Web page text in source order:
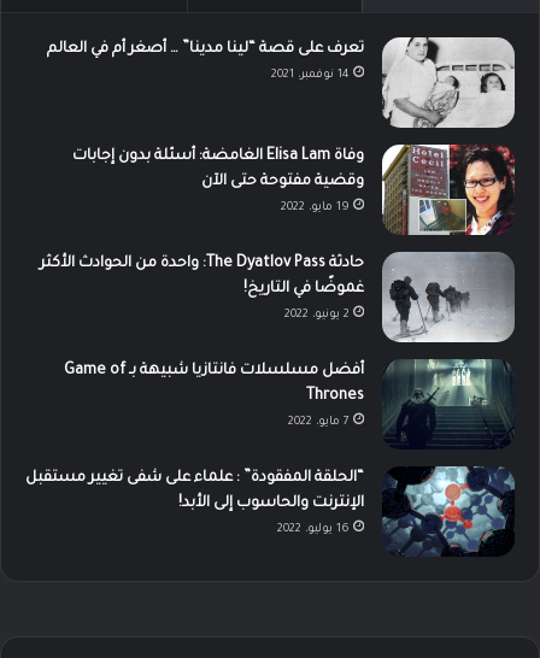
تعرف على قصة “لينا مدينا” … أصغر أم في العالم
14 نوفمبر، 2021
وفاة Elisa Lam الغامضة: أسئلة بدون إجابات
وقضية مفتوحة حتى الآن
19 مايو، 2022
حادثة The Dyatlov Pass: واحدة من الحوادث الأكثر
غموضًا في التاريخ!
2 يونيو، 2022
أفضل مسلسلات فانتازيا شبيهة بـ Game of
Thrones
7 مايو، 2022
“الحلقة المفقودة” : علماء على شفى تغيير مستقبل
الإنترنت والحاسوب إلى الأبد!
16 يوليو، 2022